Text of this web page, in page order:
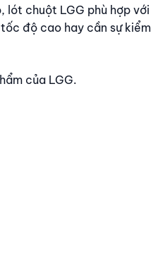
lót chuột LGG phù hợp với
độ cao hay cần sự kiểm
của LGG.